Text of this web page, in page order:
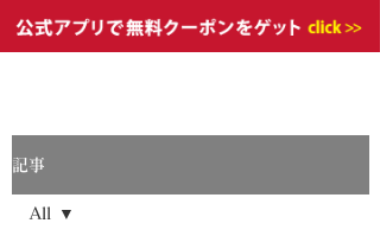
記事
All